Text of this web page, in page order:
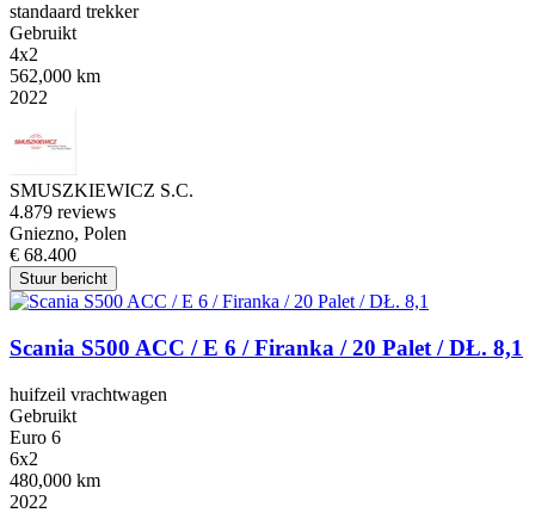
standaard trekker
Gebruikt
4x2
562,000 km
2022
SMUSZKIEWICZ S.C.
4.879 reviews
Gniezno, Polen
€ 68.400
Stuur bericht
Scania S500 ACC / E 6 / Firanka / 20 Palet / DŁ. 8,1
huifzeil vrachtwagen
Gebruikt
Euro 6
6x2
480,000 km
2022